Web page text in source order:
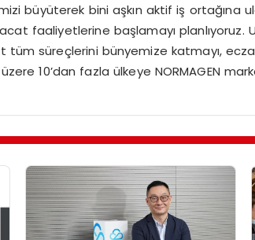
büyüterek bini aşkın aktif iş ortağına
faaliyetlerine başlamayı planlıyoruz.
tüm süreçlerini bünyemize katmayı,
10’dan fazla ülkeye NORMAGEN